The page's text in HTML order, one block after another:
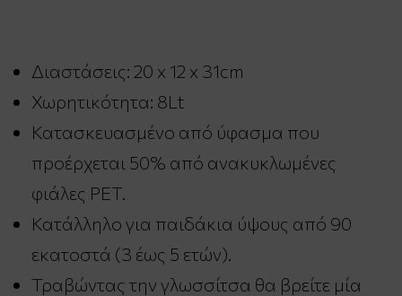
Διαστάσεις: 20 x 12 x 31cm
Χωρητικότητα: 8Lt
Κατασκευασμένο από ύφασμα που
προέρχεται 50% από ανακυκλωμένες
φιάλες PET.
Κατάλληλο για παιδάκια ύψους από 90
εκατοστά (3 έως 5 ετών).
Τραβώντας την γλωσσίτσα θα βρείτε μία